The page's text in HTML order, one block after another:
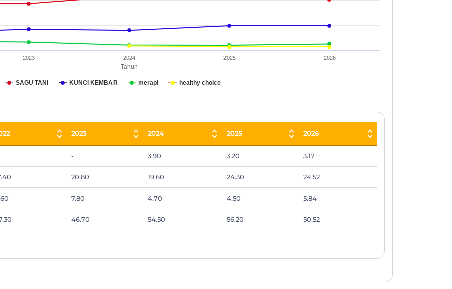
from 3.17 to 56.2.
Tahun
SAGU TANI KUNCI KEMBAR merapi healthy choice
2023 2024 2025 2026
2023 2024 2025 2026
2024 2025
- 3.90 3.20 3.17
20.80 19.60 24.30 24.52
7.80 4.70 4.50 5.84
46.70 54.50 56.20 50.52